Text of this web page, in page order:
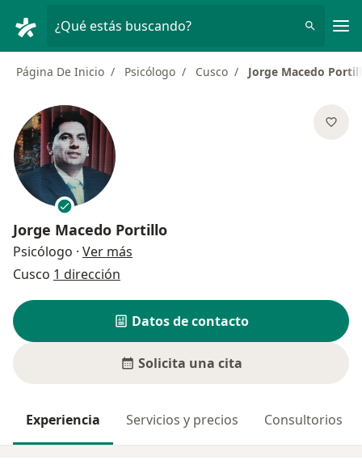
¿Qué estás buscando?
Página De Inicio Psicólogo Cusco Jorge Macedo
Jorge Macedo Portillo
Psicólogo · Ver más
Cusco 1 dirección
Datos de contacto
Solicita una cita
Experiencia Servicios y precios Consultorios